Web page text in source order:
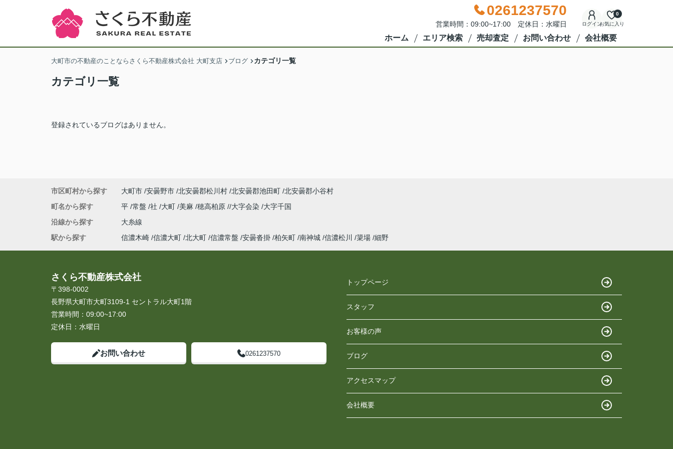
0261237570
営業時間：09:00~17:00 定休日：水曜日 ログインお気に入り
0
ホーム エリア検索 売却査定 お問い合わせ 会社概要
大町市の不動産のことならさくら不動産株式会社 大町支店 ブログ カテゴリ一覧
カテゴリ一覧
登録されているブログはありません。
市区町村から探す 大町市 安曇野市 北安曇郡松川村 北安曇郡池田町 北安曇郡小谷村
町名から探す
平 常盤 社 大町 美麻 穂高柏原 大字会染
大字千国
沿線から探す
大糸線
駅から探す
信濃木崎 信濃大町 北大町 信濃常盤 安曇沓掛 柏矢町 南神城 信濃松川 簗場 細野
さくら不動産株式会社
〒398-0002
長野県大町市大町3109-1 セントラル大町1階
営業時間： 09:00~17:00
定休日： 水曜日
お問い合わせ 0261237570
トップページ
スタッフ
お客様の声
ブログ
アクセスマップ
会社概要